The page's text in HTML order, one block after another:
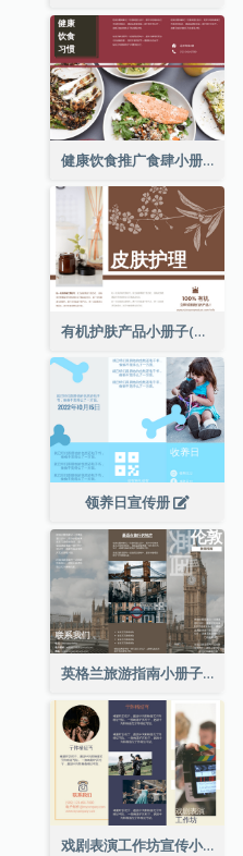
健康饮食推广食肆小册子
有机护肤产品小册子(附详细信息)
领养日宣传册
英格兰旅游指南小册子
戏剧表演工作坊宣传小册子